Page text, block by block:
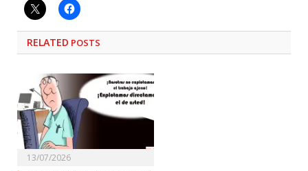
RELATED POSTS
13/07/2026